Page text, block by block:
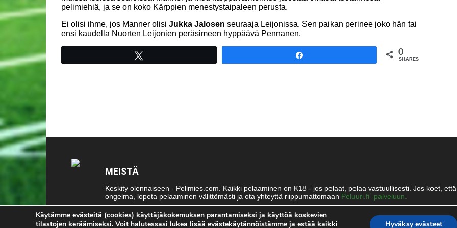
pelimiehiä, ja se on koko Kärppien menestystaipaleen perusta.
Ei olisi ihme, jos Manner olisi Jukka Jalosen seuraaja Leijonissa. Sen paikan perinee joko hän tai
ensi kaudella Nuorten Leijonien peräsimeen hyppäävä Pennanen.
0
SHARES
MEISTÄ
Keskity olennaiseen - Pelimies.com. Kaikki pelaaminen on K18 - jos pelaat, pelaa vastuullisesti. Jos koet,
ongelma, lopeta pelaaminen välittömästi ja ota yhteyttä riippumattomaan Peluuri.fi -palveluun.
Ota meihin yhteyttä:toimitus@pelimies.com
Käytämme evästeitä (cookies) käyttäjäkokemuksen parantamiseksi ja käyttöä koskevien
tilastojen keräämiseksi. Voit halutessasi lukea lisää evästekäytännöistämme ja estää kaikki
Hyväksy evästeet